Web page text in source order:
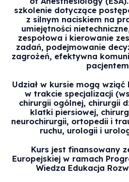
szkolenie dotyczące
z silnym naciskiem na
umiejętności
zespołowa i kierowanie
zadań, podejmowanie
zagrożeń, efektywna
Udział w kursie mogą
w trakcie specjalizacji
chirurgii ogólnej, chirurgii
klatki piersiowej,
neurochirurgii, ortopedii i
ruchu, urologii i
Kurs jest finansowany
Europejskiej w ramach
Wiedza Edukacja